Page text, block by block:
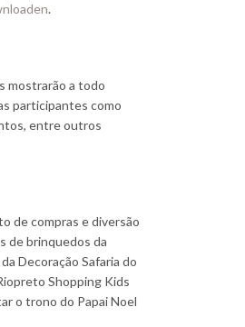
.
mostrarão a todo
participantes como
entre outros
de compras e diversão
de brinquedos da
Decoração Safaria do
Shopping Kids
o trono do Papai Noel